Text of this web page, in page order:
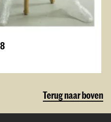
Terug naar boven